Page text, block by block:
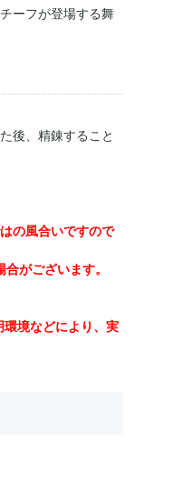
ーフが登場する舞
後、精錬すること
の風合いですので
がございます。
環境などにより、実